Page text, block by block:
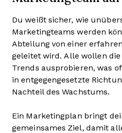
Du weißt sicher, wie
Marketingteams werden
Abteilung von einer
geleitet wird. Alle wollen
Trends ausprobieren, was
in entgegengesetzte
Nachteil des Wachstums.
Ein Marketingplan bringt
gemeinsames Ziel, damit